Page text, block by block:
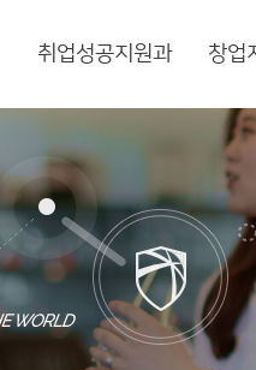
취업성공지원과 창업